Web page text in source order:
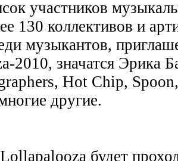
участников
130 коллективов и
музыкантов,
2010, значатся Эрика
Hot Chip,
другие.
будет